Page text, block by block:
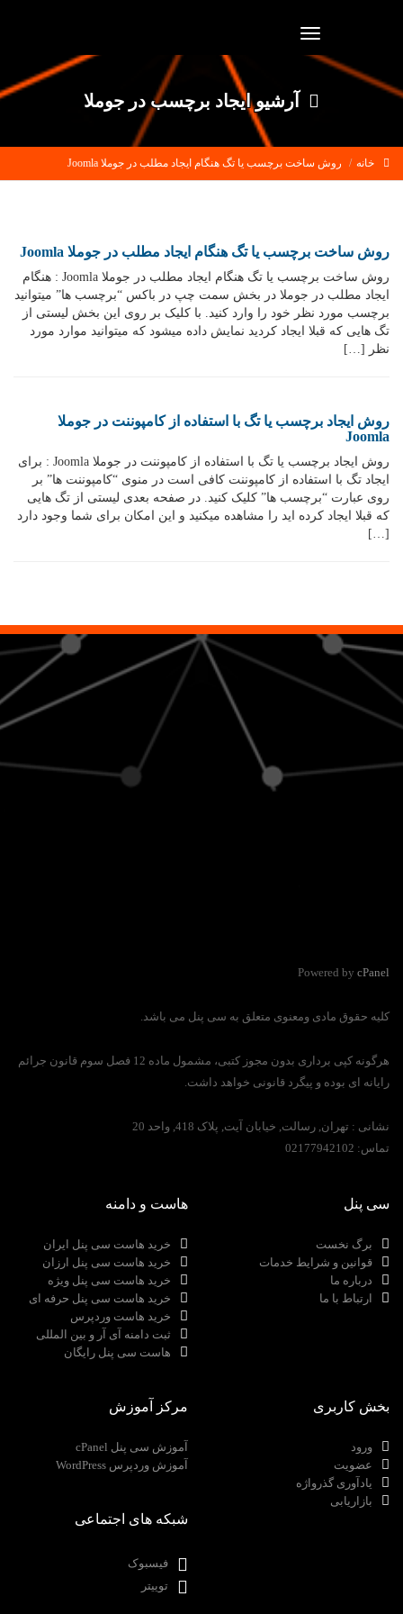
Toggle
navigation
آرشیو ایجاد برچسب در جوملا
خانه روش ساخت برچسب یا تگ هنگام ایجاد مطلب در جوملا Joomla
روش ساخت برچسب یا تگ هنگام ایجاد مطلب در جوملا Joomla
روش ساخت برچسب یا تگ هنگام ایجاد مطلب در جوملا Joomla : هنگام
ایجاد مطلب در جوملا در بخش سمت چپ در باکس “برچسب ها” میتوانید
برچسب مورد نظر خود را وارد کنید. با کلیک بر روی این بخش لیستی از
تگ هایی که قبلا ایجاد کردید نمایش داده میشود که میتوانید موارد مورد
نظر […]
روش ایجاد برچسب یا تگ با استفاده از کامپوننت در جوملا
Joomla
روش ایجاد برچسب یا تگ با استفاده از کامپوننت در جوملا Joomla : برای
ایجاد تگ با استفاده از کامپوننت کافی است در منوی “کامپوننت ها” بر
روی عبارت “برچسب ها” کلیک کنید. در صفحه بعدی لیستی از تگ هایی
که قبلا ایجاد کرده اید را مشاهده میکنید و این امکان برای شما وجود دارد
[…]
Powered by cPanel
کلیه حقوق مادی ومعنوی متعلق به سی پنل می باشد.
هرگونه کپی برداری بدون مجوز کتبی، مشمول ماده 12 فصل سوم قانون جرائم
رایانه ای بوده و پیگرد قانونی خواهد داشت.
نشانی : تهران, رسالت, خیابان آیت, پلاک 418, واحد 20
تماس:
سی پنل
برگ نخست
قوانین و شرایط خدمات
درباره ما
ارتباط با ما
هاست و دامنه
خرید هاست سی پنل ایران
خرید هاست سی پنل ارزان
خرید هاست سی پنل ویژه
خرید هاست سی پنل حرفه ای
خرید هاست وردپرس
ثبت دامنه آی آر و بین المللی
هاست سی پنل رایگان
بخش کاربری
ورود
عضویت
یادآوری گذرواژه
بازاریابی
مرکز آموزش
آموزش سی پنل cPanel
آموزش وردپرس WordPress
شبکه های اجتماعی
فیسبوک
توییتر